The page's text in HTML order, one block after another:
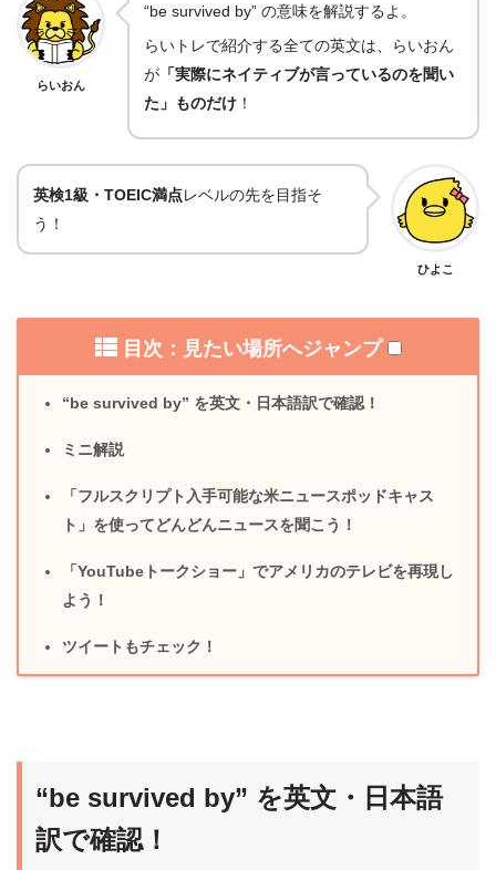
らいおん
“be survived by” の意味を解説するよ。
らいトレで紹介する全ての英文は、らいおん
が 「実際にネイティブが言っているのを聞い
た」ものだけ ！
英検1級・TOEIC満点レベルの先を目指そ
う！
ひよこ
目次：見たい場所へジャンプ
“be survived by” を英文・日本語訳で確認！
ミニ解説
「フルスクリプト入手可能な米ニュースポッドキャス
ト」を使ってどんどんニュースを聞こう！
「YouTubeトークショー」でアメリカのテレビを再現し
よう！
ツイートもチェック！
“be survived by” を英文・日本語
訳で確認！